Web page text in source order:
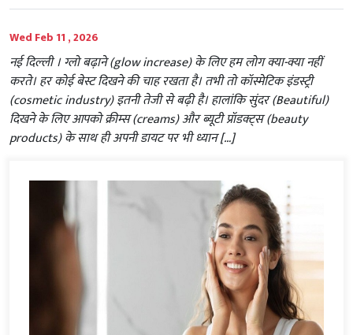
Wed Feb 11 , 2026
नई दिल्‍ली । ग्लो बढ़ाने (glow increase) के लिए हम लोग क्या-क्या नहीं
करते। हर कोई बेस्ट दिखने की चाह रखता है। तभी तो कॉस्मेटिक इंडस्ट्री
(cosmetic industry) इतनी तेजी से बढ़ी है। हालांकि सुंदर (Beautiful)
दिखने के लिए आपको क्रीम्स (creams) और ब्यूटी प्रॉडक्ट्स (beauty
products) के साथ ही अपनी डायट पर भी ध्यान […]